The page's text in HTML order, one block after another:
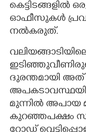
കെട്ടിടങ്ങളിൽ
ഓഫീസുകൾ
നൽകരുത്.
ദുരന്തമായി അത്
മുന്നിൽ അപായ
കുറഞ്ഞപക്ഷം